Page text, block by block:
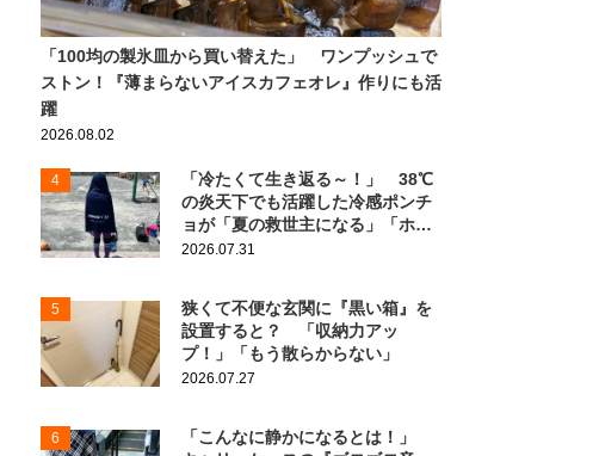
「100均の製氷皿から買い替えた」 ワンプッシュで
ストン！『薄まらないアイスカフェオレ』作りにも活
躍
2026.08.02
4
「冷たくて生き返る～！」 38℃
の炎天下でも活躍した冷感ポンチ
ョが「夏の救世主になる」「ホン
ト買ってよかった」
2026.07.31
5
狭くて不便な玄関に『黒い箱』を
設置すると？ 「収納力アッ
プ！」「もう散らからない」
2026.07.27
6
「こんなに静かになるとは！」